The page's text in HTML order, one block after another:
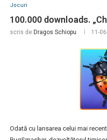
Jocuri
100.000 downloads.
scris de Dragos Schiopu 11-
Odată cu lansarea celui mai